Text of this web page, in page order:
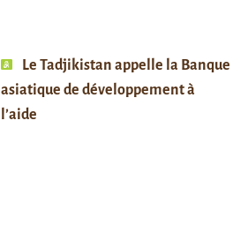
Le Tadjikistan appelle la Banque
asiatique de développement à
l’aide